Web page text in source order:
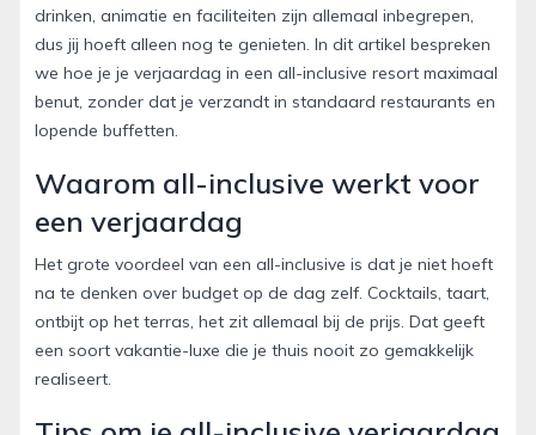
drinken, animatie en faciliteiten zijn allemaal inbegrepen,
dus jij hoeft alleen nog te genieten. In dit artikel bespreken
we hoe je je verjaardag in een all-inclusive resort maximaal
benut, zonder dat je verzandt in standaard restaurants en
lopende buffetten.
Waarom all-inclusive werkt voor
een verjaardag
Het grote voordeel van een all-inclusive is dat je niet hoeft
na te denken over budget op de dag zelf. Cocktails, taart,
ontbijt op het terras, het zit allemaal bij de prijs. Dat geeft
een soort vakantie-luxe die je thuis nooit zo gemakkelijk
realiseert.